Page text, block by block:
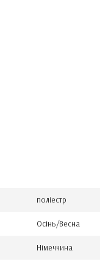
поліестр
Осінь/Весна
Німеччина